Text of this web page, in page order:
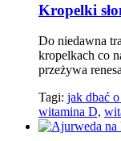
Kropelki
Do niedawna
kropelkach co
przeżywa
Tagi: jak dbać
witamina D,